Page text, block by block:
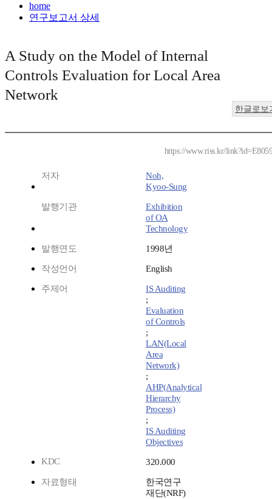
home
연구보고서 상세
A Study on the Model of Internal
Controls Evaluation for Local Area
Network
한글로보
https://www.riss.kr/
저자
Noh,
Kyoo-Sung
발행기관
Exhibition
of OA
Technology
발행연도 1998년
작성언어 English
주제어
IS Auditing
;
Evaluation
of Controls
;
LAN(Local
Area
Network)
;
AHP(Analytical
Hierarchy
Process)
;
IS Auditing
Objectives
KDC
320.000
자료형태
한국연구
재단(NRF)